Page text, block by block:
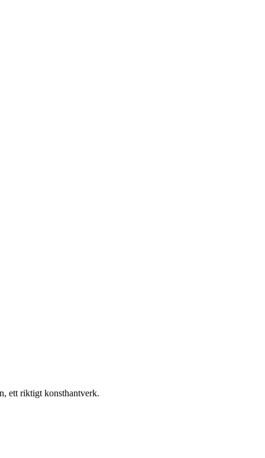
ett riktigt konsthantverk.